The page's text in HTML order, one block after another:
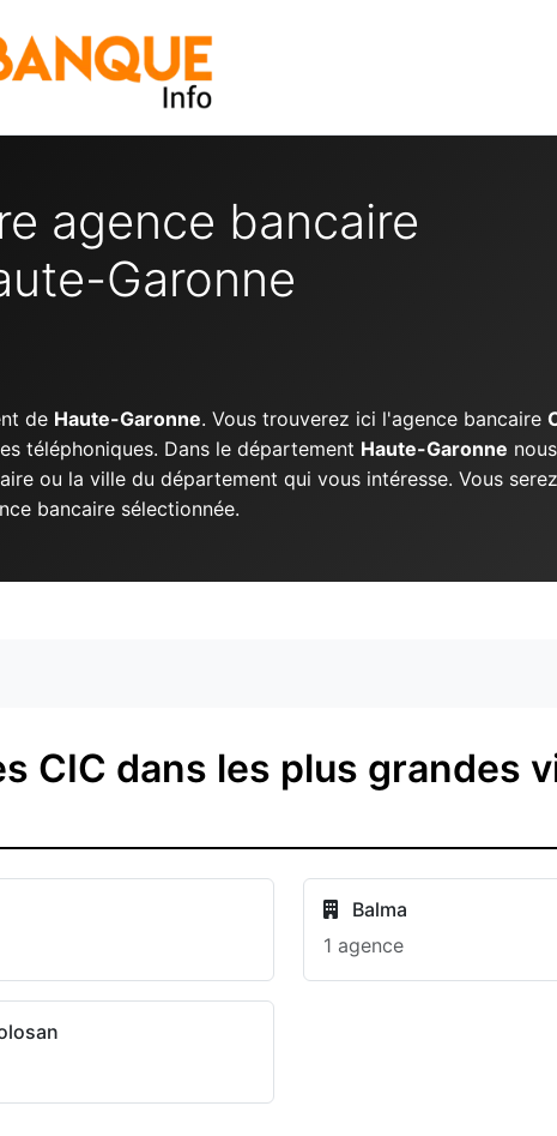
agence bancaire
Garonne
de Haute-Garonne. Vous trouverez ici l'agence bancaire
téléphoniques. Dans le département Haute-Garonne
ou la ville du département qui vous intéresse. Vous
bancaire sélectionnée.
CIC dans les plus grandes
Balma
1 agence